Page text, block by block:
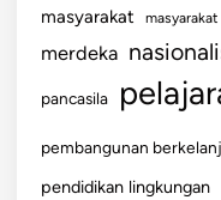
masyarakat
merdeka
pancasila
pembangunan
pendidikan lingkungan